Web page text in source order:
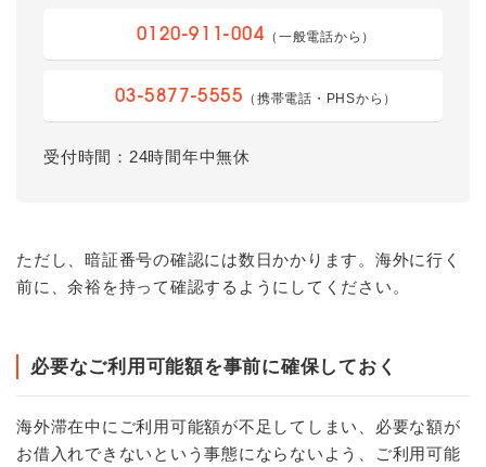
0120-911-004 （一般電話から）
03-5877-5555 （携帯電話・PHSから）
受付時間：24時間年中無休
ただし、暗証番号の確認には数日かかります。海外に行く
前に、余裕を持って確認するようにしてください。
必要なご利用可能額を事前に確保しておく
海外滞在中にご利用可能額が不足してしまい、必要な額が
お借入れできないという事態にならないよう、ご利用可能